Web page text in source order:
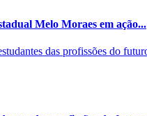
Melo Moraes em ação...